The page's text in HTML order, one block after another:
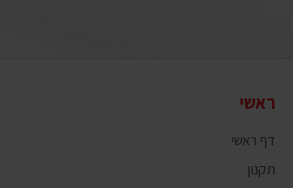
ראשי
דף ראשי
תקנון